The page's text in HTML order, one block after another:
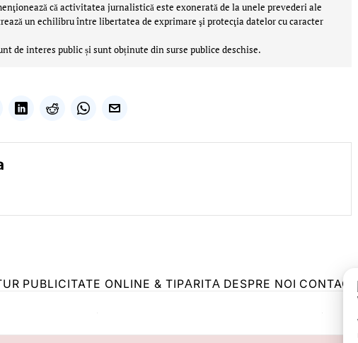
că activitatea jurnalistică este exonerată de la unele prevederi ale
un echilibru între libertatea de exprimare şi protecţia datelor cu caracter
de interes public și sunt obținute din surse publice deschise.
PUBLICITATE ONLINE & TIPĂRITĂ DESPRE NOI CONTACT